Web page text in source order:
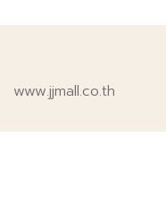
www.jjmall.co.th